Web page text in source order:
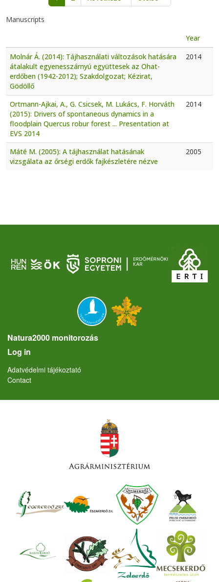
Manuscripts
Year
Molnár Á. (2014): Tájhasználati változások hatására
átalakult egyenesszárnyú együttesek az Ohat-
erdőben (1942-2012); Szakdolgozat; Kézirat,
Gödöllő
2014
Ortmann-Ajkai, A., G. Csicsek, M. Lukács, F. Horváth
(2015): Drivers of spontaneous dynamics in a
floodplain Quercus robur forest ... Presentation at
EVS 2014
2014
Máté M. (2005): A tájhasználat hatásának
vizsgálata az őrségi erdők fajkészletére nézve
2005
Natura2000 monitorozás
User account menu
Log in
Lábléc
Adatvédelmi tájékoztató
Contact